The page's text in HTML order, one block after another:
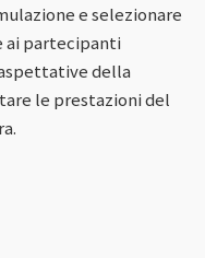
e selezionare
ai partecipanti
della
le prestazioni del